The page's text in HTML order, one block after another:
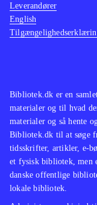
første Xbox.
andre Worms
men også ps
andre spil
Et
som dog nok
og/eller er
coveret er ret
konceptet
Bibliotek.dk er en
materialer og til hvad
materialer og så hente
Bibliotek.dk til at søge
tidsskrifter, artikler, e-
et fysisk bibliotek, men
danske offentlige
lokale bibliotek.
Leverandører
English